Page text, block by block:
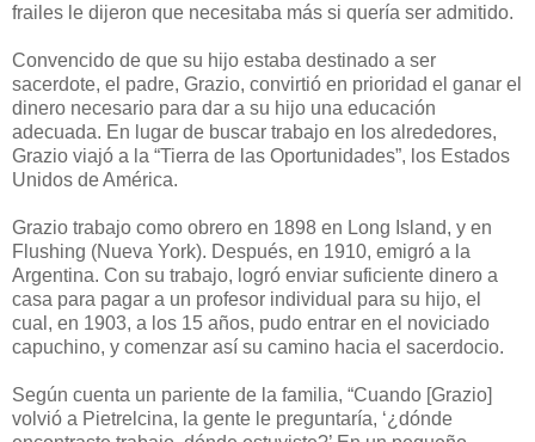
frailes le dijeron que necesitaba más si quería ser admitido.
Convencido de que su hijo estaba destinado a ser
sacerdote, el padre, Grazio, convirtió en prioridad el ganar el
dinero necesario para dar a su hijo una educación
adecuada. En lugar de buscar trabajo en los alrededores,
Grazio viajó a la “Tierra de las Oportunidades”, los Estados
Unidos de América.
Grazio trabajo como obrero en 1898 en Long Island, y en
Flushing (Nueva York). Después, en 1910, emigró a la
Argentina. Con su trabajo, logró enviar suficiente dinero a
casa para pagar a un profesor individual para su hijo, el
cual, en 1903, a los 15 años, pudo entrar en el noviciado
capuchino, y comenzar así su camino hacia el sacerdocio.
Según cuenta un pariente de la familia, “Cuando [Grazio]
volvió a Pietrelcina, la gente le preguntaría, ‘¿dónde